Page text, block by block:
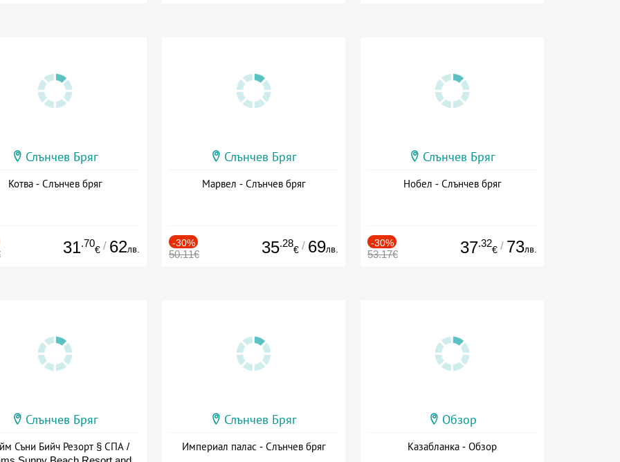
Слънчев Бряг
Котва - Слънчев бряг
31.70
€ / 62лв.
Слънчев Бряг
Марвел - Слънчев бряг
-30%
50.11€ 35.28
€ / 69лв.
Слънчев Бряг
Нобел - Слънчев бряг
-30%
53.17€ 37.32
€ / 73лв.
Слънчев Бряг
Съни Бийч Резорт § СПА /
Слънчев Бряг
Империал палас - Слънчев бряг
Обзор
Казабланка - Обзор